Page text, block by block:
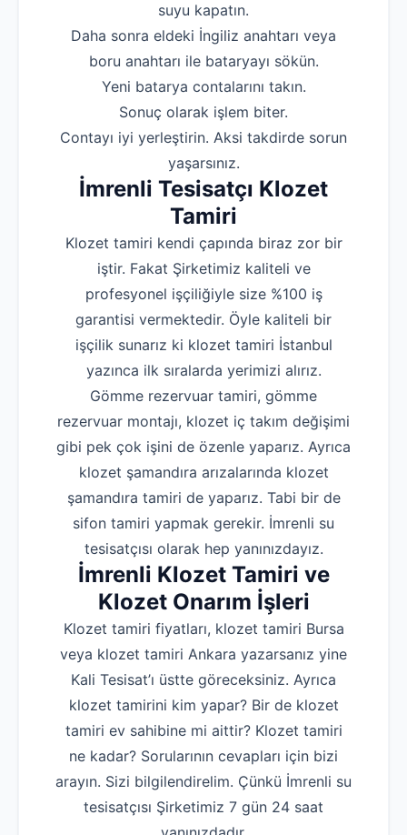
suyu kapatın.
‌Daha sonra eldeki İngiliz anahtarı veya
boru anahtarı ile bataryayı sökün.
‌Yeni batarya contalarını takın.
‌Sonuç olarak işlem biter.
‌Contayı iyi yerleştirin. Aksi takdirde sorun
yaşarsınız.
İmrenli Tesisatçı Klozet
Tamiri
Klozet tamiri kendi çapında biraz zor bir
iştir. Fakat Şirketimiz kaliteli ve
profesyonel işçiliğiyle size %100 iş
garantisi vermektedir. Öyle kaliteli bir
işçilik sunarız ki klozet tamiri İstanbul
yazınca ilk sıralarda yerimizi alırız.
Gömme rezervuar tamiri, gömme
rezervuar montajı, klozet iç takım değişimi
gibi pek çok işini de özenle yaparız. Ayrıca
klozet şamandıra arızalarında klozet
şamandıra tamiri de yaparız. Tabi bir de
sifon tamiri yapmak gerekir. İmrenli su
tesisatçısı olarak hep yanınızdayız.
İmrenli Klozet Tamiri ve
Klozet Onarım İşleri
Klozet tamiri fiyatları, klozet tamiri Bursa
veya klozet tamiri Ankara yazarsanız yine
Kali Tesisat’ı üstte göreceksiniz. Ayrıca
klozet tamirini kim yapar? Bir de klozet
tamiri ev sahibine mi aittir? Klozet tamiri
ne kadar? Sorularının cevapları için bizi
arayın. Sizi bilgilendirelim. Çünkü İmrenli su
tesisatçısı Şirketimiz 7 gün 24 saat